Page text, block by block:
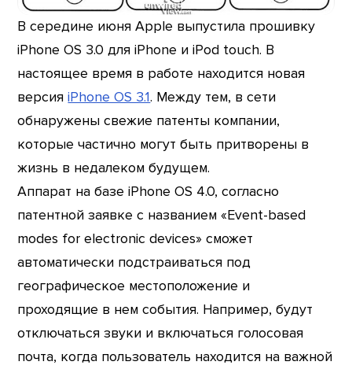
В середине июня Apple выпустила прошивку
iPhone OS 3.0 для iPhone и iPod touch. В
настоящее время в работе находится новая
версияiPhone OS 3.1. Между тем, в сети
обнаружены свежие патенты компании,
которые частично могут быть притворены в
жизнь в недалеком будущем.
Аппарат на базе iPhone OS 4.0, согласно
патентной заявке с названием «Event-based
modes for electronic devices» сможет
автоматически подстраиваться под
географическое местоположение и
проходящие в нем события. Например, будут
отключаться звуки и включаться голосовая
почта, когда пользователь находится на важной